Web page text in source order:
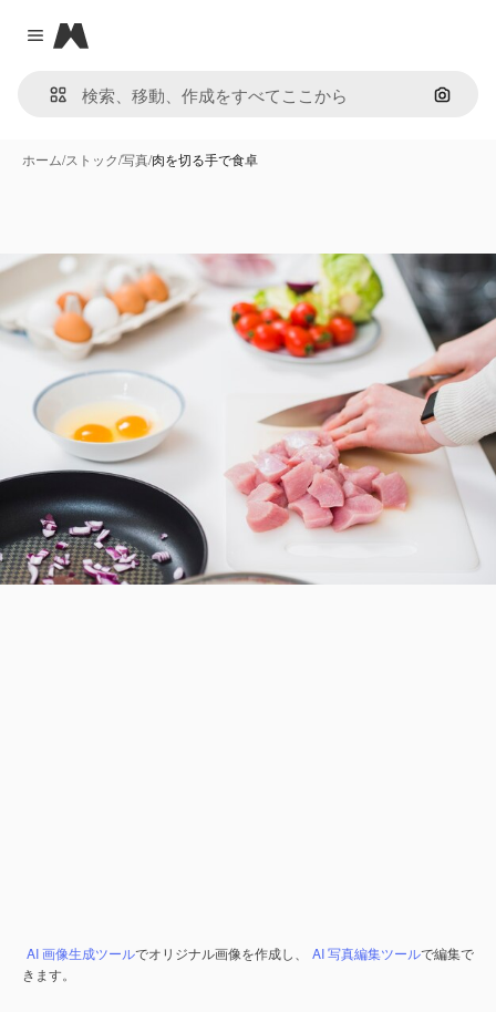
Close menu
Magnific
画像で
ホーム/ストック/写真/肉を切る手で食卓
AI 画像生成ツールでオリジナル画像を作成し、 AI 写真編集ツールで編集で
きます。